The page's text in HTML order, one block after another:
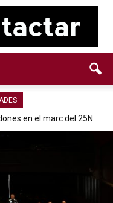
en el marc del 25N